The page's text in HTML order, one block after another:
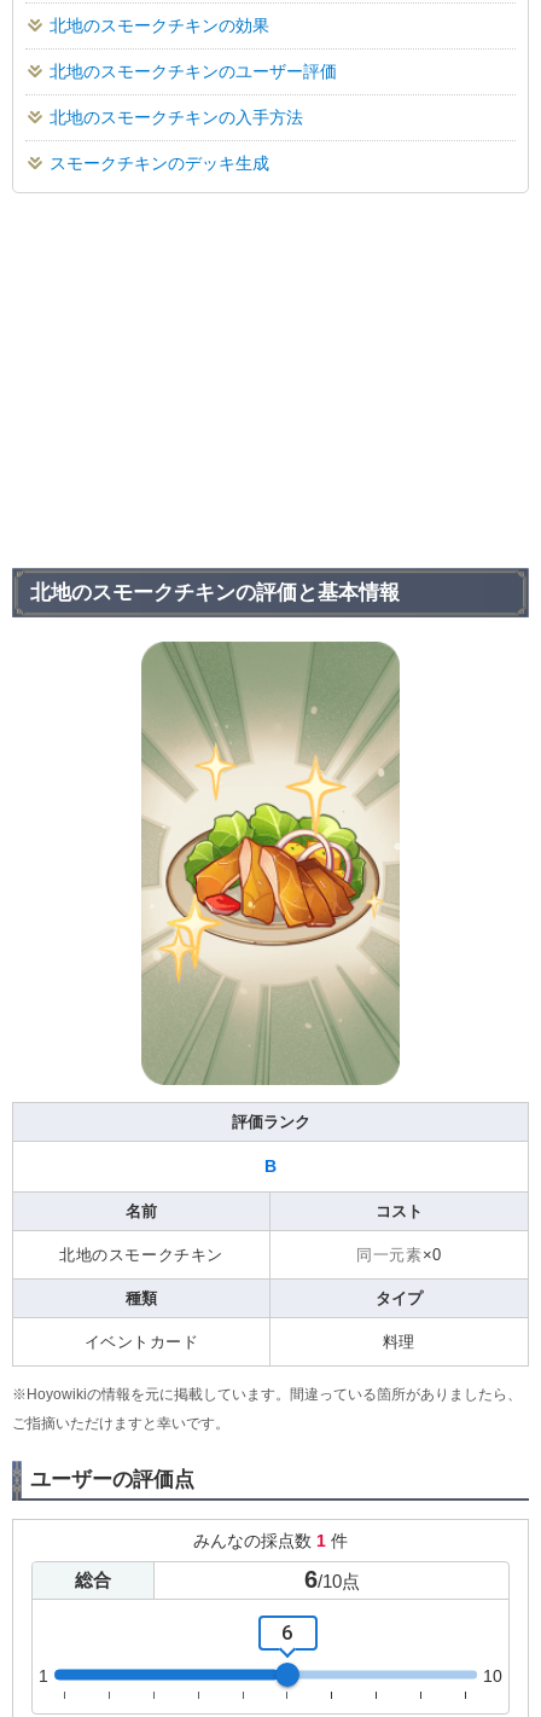
北地のスモークチキンの効果
北地のスモークチキンのユーザー評価
北地のスモークチキンの入手方法
スモークチキンのデッキ生成
北地のスモークチキンの評価と基本情報
評価ランク
B
名前 コスト
北地のスモークチキン 同一元素×0
種類 タイプ
イベントカード 料理
※Hoyowikiの情報を元に掲載しています。間違っている箇所がありましたら、
ご指摘いただけますと幸いです。
ユーザーの評価点
みんなの採点数 1 件
総合 6/10点
1
6
10